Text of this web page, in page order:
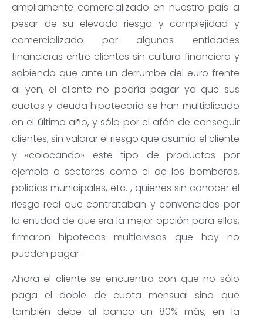
ampliamente comercializado en nuestro país a
pesar de su elevado riesgo y complejidad y
comercializado por algunas entidades
financieras entre clientes sin cultura financiera y
sabiendo que ante un derrumbe del euro frente
al yen, el cliente no podría pagar ya que sus
cuotas y deuda hipotecaria se han multiplicado
en el último año, y sólo por el afán de conseguir
clientes, sin valorar el riesgo que asumía el cliente
y «colocando» este tipo de productos por
ejemplo a sectores como el de los bomberos,
policías municipales, etc. , quienes sin conocer el
riesgo real que contrataban y convencidos por
la entidad de que era la mejor opción para ellos,
firmaron hipotecas multidivisas que hoy no
pueden pagar.
Ahora el cliente se encuentra con que no sólo
paga el doble de cuota mensual sino que
también debe al banco un 80% más, en la